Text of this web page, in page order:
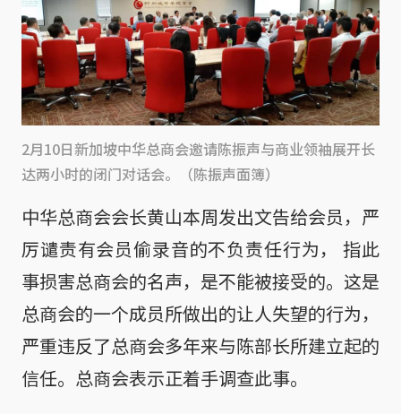
2月10日新加坡中华总商会邀请陈振声与商业领袖展开长
达两小时的闭门对话会。（陈振声面簿）
中华总商会会长黄山本周发出文告给会员，严
厉谴责有会员偷录音的不负责任行为， 指此
事损害总商会的名声，是不能被接受的。这是
总商会的一个成员所做出的让人失望的行为，
严重违反了总商会多年来与陈部长所建立起的
信任。总商会表示正着手调查此事。